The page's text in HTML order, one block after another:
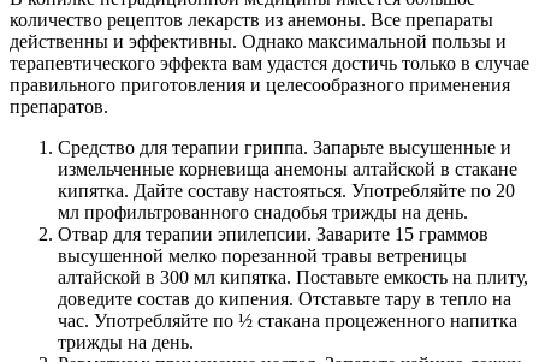
количество рецептов лекарств из анемоны. Все препараты
действенны и эффективны. Однако максимальной пользы и
терапевтического эффекта вам удастся достичь только в случае
правильного приготовления и целесообразного применения
препаратов.
Средство для терапии гриппа. Запарьте высушенные и
измельченные корневища анемоны алтайской в стакане
кипятка. Дайте составу настояться. Употребляйте по 20
мл профильтрованного снадобья трижды на день.
Отвар для терапии эпилепсии. Заварите 15 граммов
высушенной мелко порезанной травы ветреницы
алтайской в 300 мл кипятка. Поставьте емкость на плиту,
доведите состав до кипения. Отставьте тару в тепло на
час. Употребляйте по ½ стакана процеженного напитка
трижды на день.